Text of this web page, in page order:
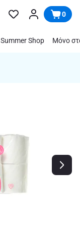
0
Summer Shop Μόνο